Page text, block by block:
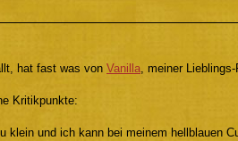
hat fast was von Vanilla, meiner
Kritikpunkte:
klein und ich kann bei meinem hellblauen